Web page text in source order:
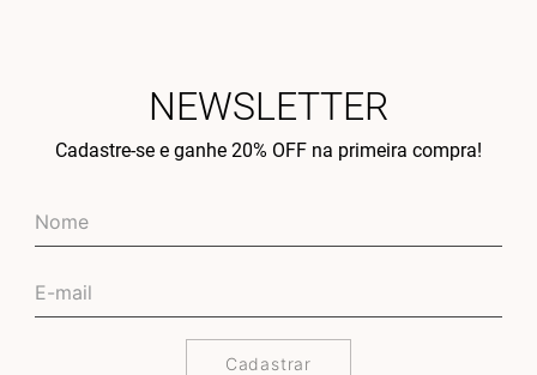
NEWSLETTER
Cadastre-se e ganhe 20% OFF na primeira compra!
Cadastrar